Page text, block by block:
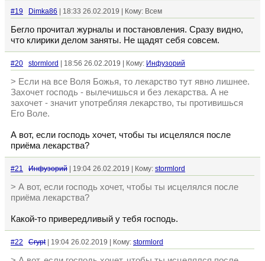
#19 Dimka86 | 18:33 26.02.2019 | Кому: Всем
Бегло прочитал журналы и постановления. Сразу видно,
что клирики делом заняты. Не щадят себя совсем.
#20 stormlord | 18:56 26.02.2019 | Кому: Инфузорий
> Если на все Воля Божья, то лекарство тут явно лишнее.
Захочет господь - вылечишься и без лекарства. А не
захочет - значит употребляя лекарство, ты противишься
Его Воле.
А вот, если господь хочет, чтобы ты исцелялся после
приёма лекарства?
#21 Инфузорий | 19:04 26.02.2019 | Кому: stormlord
> А вот, если господь хочет, чтобы ты исцелялся после
приёма лекарства?
Какой-то привередливый у тебя господь.
#22 Crypt| 19:04 26.02.2019 | Кому: stormlord